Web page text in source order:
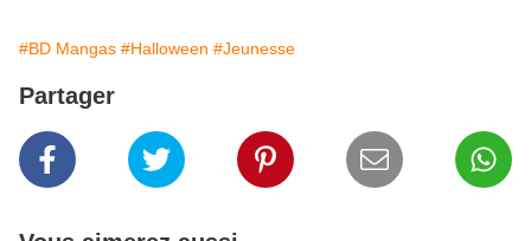
#BD Mangas #Halloween #Jeunesse
Partager